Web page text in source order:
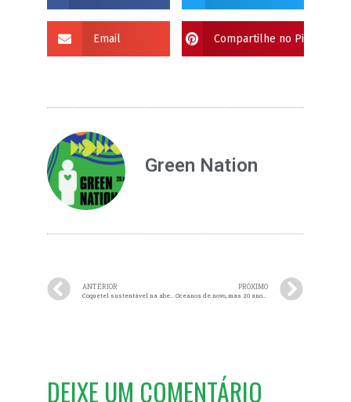
Email Compartilhe no Pinterest
Green Nation
ANTERIOR
Coquetel sustentável na abertura do Green Nation
PRÓXIMO
Oceanos de novo, mas 20 anos depois
DEIXE UM COMENTÁRIO